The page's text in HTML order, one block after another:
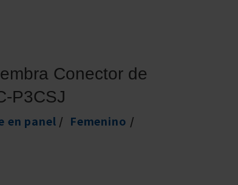
Conector de
P3CSJ
en panel
Femenino